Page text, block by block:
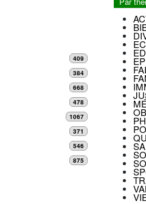
409
384
668
478
1067
371
546
875